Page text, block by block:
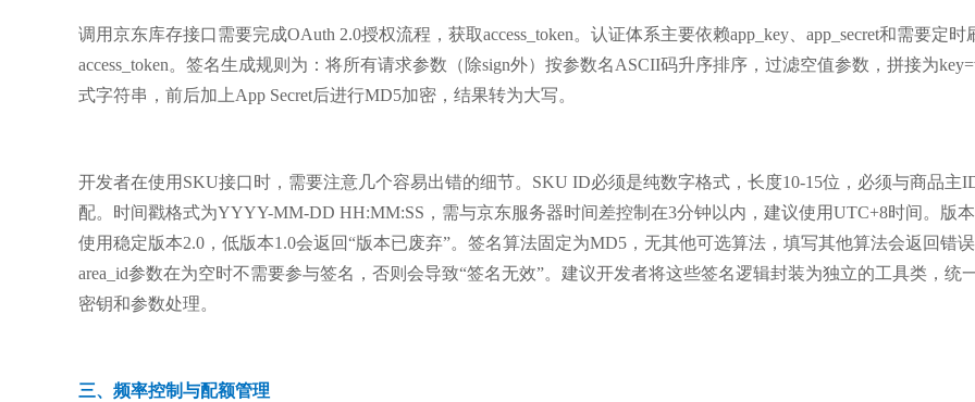
调用京东库存接口需要完成OAuth 2.0授权流程，获取access_token。认证体系主要依赖app_key、app_secret和需要定时
access_token。签名生成规则为：将所有请求参数（除sign外）按参数名ASCII码升序排序，过滤空值参数，拼接为
式字符串，前后加上App Secret后进行MD5加密，结果转为大写。
开发者在使用SKU接口时，需要注意几个容易出错的细节。SKU ID必须是纯数字格式，长度10-15位，必须与商品主
配。时间戳格式为YYYY-MM-DD HH:MM:SS，需与京东服务器时间差控制在3分钟以内，建议使用UTC+8时间。版
使用稳定版本2.0，低版本1.0会返回“版本已废弃”。签名算法固定为MD5，无其他可选算法，填写其他算法会返回错
area_id参数在为空时不需要参与签名，否则会导致“签名无效”。建议开发者将这些签名逻辑封装为独立的工具类，统
密钥和参数处理。
三、频率控制与配额管理